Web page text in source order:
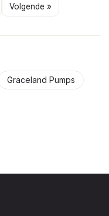
Volgende »
Graceland Pumps